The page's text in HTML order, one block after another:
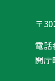
〒
電話
開庁